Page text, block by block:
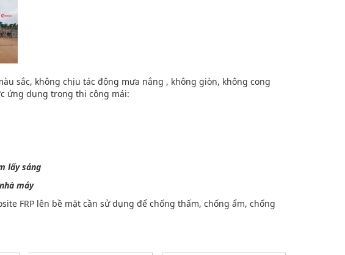
sắc, không chịu tác động mưa nắng , không giòn, không cong
ứng dụng trong thi công mái:
lấy sáng
máy
FRP lên bề mặt cần sử dụng để chống thấm, chống ẩm, chống